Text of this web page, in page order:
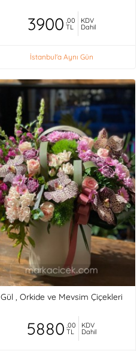
3900 ,00
TL
KDV
Dahil
İstanbul'a Aynı Gün
Gül , Orkide ve Mevsim Çiçekleri
5880 ,00
TL
KDV
Dahil